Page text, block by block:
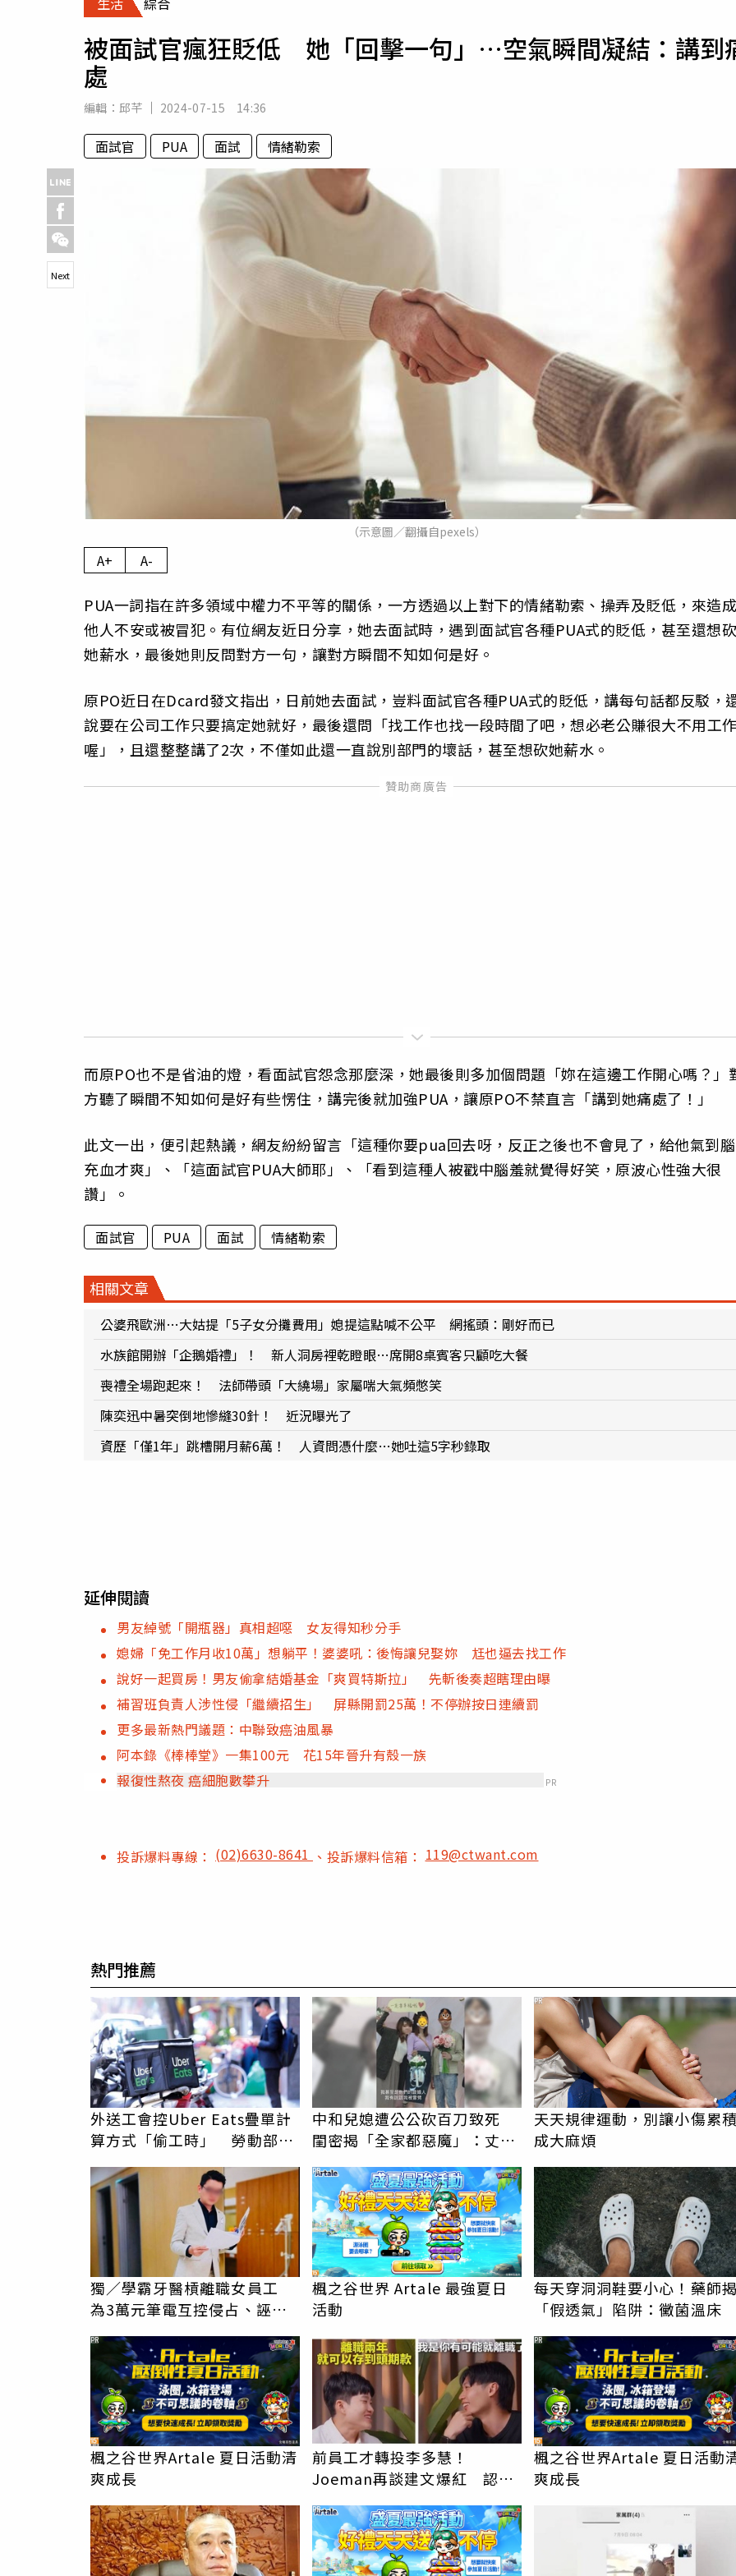
專欄
運勢
被面試官瘋狂貶低 她「回擊一句」…空氣瞬間凝結：講到
處
編輯： 邱芊 2024-07-15 14:36
面試官 PUA 面試 情緒勒索
（示意圖／翻攝自pexels）
Next
A+ A-
PUA一詞指在許多領域中權力不平等的關係，一方透過以上對下的情緒勒索、操弄及貶低，來造成
他人不安或被冒犯。有位網友近日分享，她去面試時，遇到面試官各種PUA式的貶低，甚至還想砍
她薪水，最後她則反問對方一句，讓對方瞬間不知如何是好。
原PO近日在Dcard發文指出，日前她去面試，豈料面試官各種PUA式的貶低，講每句話都反駁，
說要在公司工作只要搞定她就好，最後還問「找工作也找一段時間了吧，想必老公賺很大不用工
喔」，且還整整講了2次，不僅如此還一直說別部門的壞話，甚至想砍她薪水。
而原PO也不是省油的燈，看面試官怨念那麼深，她最後則多加個問題「妳在這邊工作開心嗎？」
方聽了瞬間不知如何是好有些愣住，講完後就加強PUA，讓原PO不禁直言「講到她痛處了！」
此文一出，便引起熱議，網友紛紛留言「這種你要pua回去呀，反正之後也不會見了，給他氣到腦
充血才爽」、「這面試官PUA大師耶」、「看到這種人被戳中腦羞就覺得好笑，原波心性強大很
讚」。
面試官 PUA 面試 情緒勒索
相關文章
公婆飛歐洲…大姑提「5子女分攤費用」媳提這點喊不公平 網搖頭：剛好而已
水族館開辦「企鵝婚禮」！ 新人洞房裡乾瞪眼…席開8桌賓客只顧吃大餐
喪禮全場跑起來！ 法師帶頭「大繞場」家屬喘大氣頻憋笑
陳奕迅中暑突倒地慘縫30針！ 近況曝光了
資歷「僅1年」跳槽開月薪6萬！ 人資問憑什麼…她吐這5字秒錄取
延伸閱讀
男友綽號「開瓶器」真相超噁 女友得知秒分手
媳婦「免工作月收10萬」想躺平！婆婆吼：後悔讓兒娶妳 尪也逼去找工作
說好一起買房！男友偷拿結婚基金「爽買特斯拉」 先斬後奏超瞎理由曝
補習班負責人涉性侵「繼續招生」 屏縣開罰25萬！不停辦按日連續罰
更多最新熱門議題：中聯致癌油風暴
阿本錄《棒棒堂》一集100元 花15年晉升有殼一族
報復性熬夜 癌細胞數攀升
PR
投訴爆料專線： (02)6630-8641 、投訴爆料信箱：119@ctwant.com
熱門推薦
外送工會控Uber Eats疊單計
算方式「偷工時」 勞動部認
中和兒媳遭公公砍百刀致死
閨密揭「全家都惡魔」：丈夫
天天規律運動，別讓小傷累
成大麻煩
PR
獨／學霸牙醫槓離職女員工
為3萬元筆電互控侵占、誣
楓之谷世界 Artale 最強夏日
活動
PR
每天穿洞洞鞋要小心！藥師
「假透氣」陷阱：黴菌溫床
楓之谷世界Artale 夏日活動清
爽成長
PR
前員工才轉投李多慧！
Joeman再談建文爆紅 認
「很清楚他的價值」
楓之谷世界Artale 夏日活動
爽成長
PR
PR